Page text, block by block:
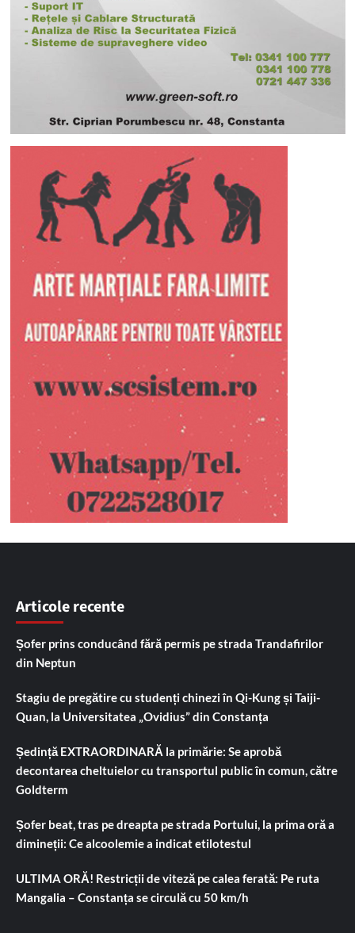
Articole recente
Șofer prins conducând fără permis pe strada Trandafirilor
din Neptun
Stagiu de pregătire cu studenți chinezi în Qi-Kung și Taiji-
Quan, la Universitatea „Ovidius” din Constanța
Ședință EXTRAORDINARĂ la primărie: Se aprobă
decontarea cheltuielor cu transportul public în comun, către
Goldterm
Șofer beat, tras pe dreapta pe strada Portului, la prima oră a
dimineții: Ce alcoolemie a indicat etilotestul
ULTIMA ORĂ! Restricții de viteză pe calea ferată: Pe ruta
Mangalia – Constanța se circulă cu 50 km/h